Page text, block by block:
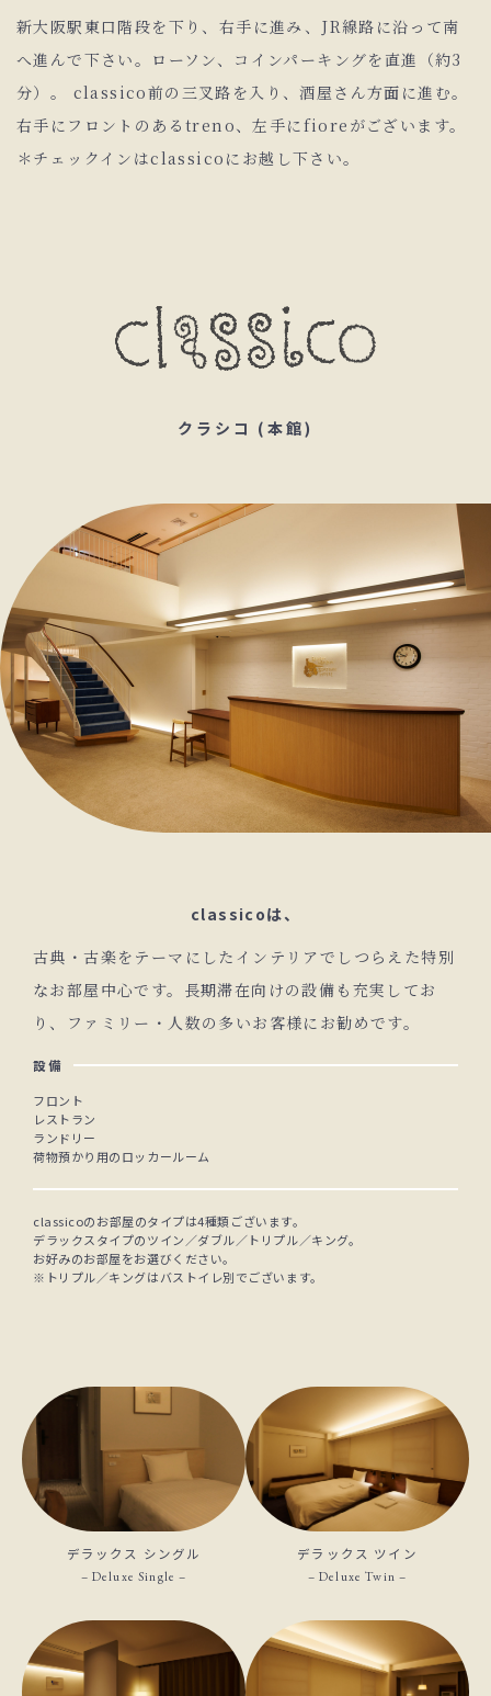
新大阪駅東口階段を下り、右手に進み、JR線路に沿って南
へ進んで下さい。ローソン、コインパーキングを直進（約3
分）。 classico前の三叉路を入り、酒屋さん方面に進む。
右手にフロントのあるtreno、左手にfioreがございます。
＊チェックインはclassicoにお越し下さい。
クラシコ (本館)
classicoは、
古典・古楽をテーマにしたインテリアでしつらえた特別
なお部屋中心です。長期滞在向けの設備も充実してお
り、ファミリー・人数の多いお客様にお勧めです。
設備
フロント
レストラン
ランドリー
荷物預かり用のロッカールーム
classicoのお部屋のタイプは4種類ございます。
デラックスタイプのツイン／ダブル／トリプル／キング。
お好みのお部屋をお選びください。
※トリプル／キングはバストイレ別でございます。
デラックス シングル
– Deluxe Single –
デラックス ツイン
– Deluxe Twin –